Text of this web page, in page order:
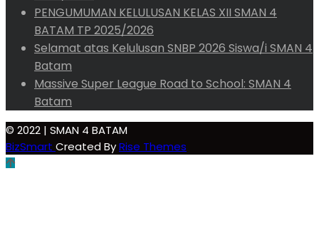
PENGUMUMAN KELULUSAN KELAS XII SMAN 4
BATAM TP 2025/2026
Selamat atas Kelulusan SNBP 2026 Siswa/i SMAN 4
Batam
Massive Super League Road to School: SMAN 4
Batam
© 2022 | SMAN 4 BATAM
BizSmart Created ByRise Themes